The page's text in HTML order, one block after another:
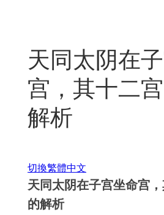
天同太阴在
宫，其十二
解析
切換繁體中文
天同太阴在子宫坐命宫
的解析